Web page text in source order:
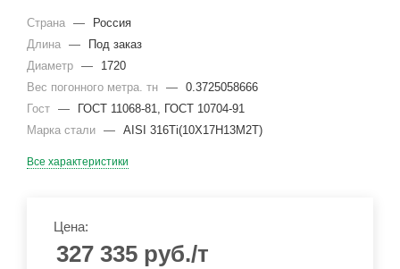
Страна —
Россия
Длина —
Под заказ
Диаметр —
1720
Вес погонного метра. тн — 0.3725058666
Гост —
ГОСТ 11068-81, ГОСТ 10704-91
Марка стали — AISI 316Ti(10Х17Н13М2Т)
Все характеристики
Цена:
327 335 руб./т